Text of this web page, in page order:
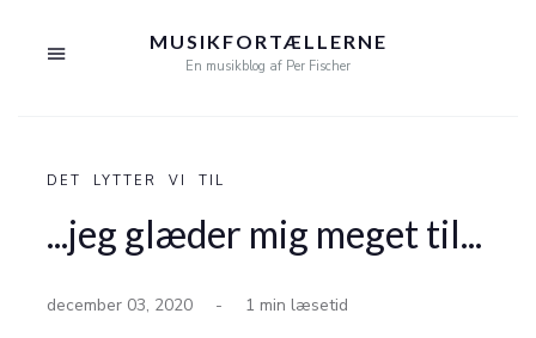
MUSIKFORTÆLLERNE
En musikblog af Per Fischer
DET LYTTER VI TIL
...jeg glæder mig meget til...
december 03, 2020 - 1 min læsetid